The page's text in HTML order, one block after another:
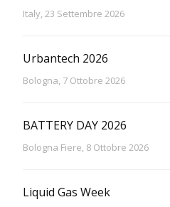
Italy, 23 Settembre 2026
Urbantech 2026
Bologna, 7 Ottobre 2026
BATTERY DAY 2026
Bologna Fiere, 8 Ottobre 2026
Liquid Gas Week